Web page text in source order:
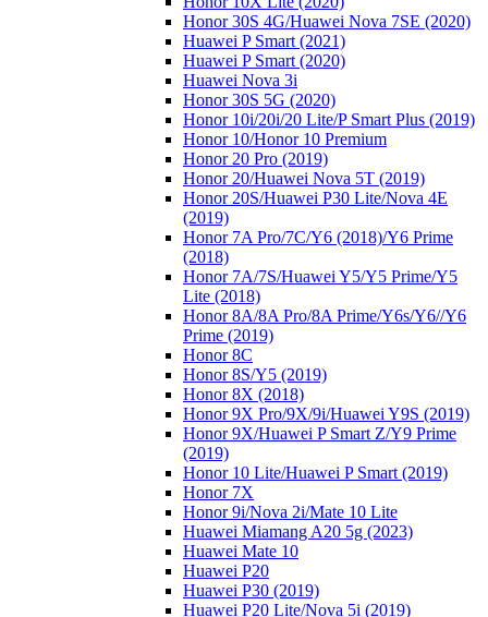
Honor 30S 4G/Huawei Nova 7SE (2020)
Huawei P Smart (2021)
Huawei P Smart (2020)
Huawei Nova 3i
Honor 30S 5G (2020)
Honor 10i/20i/20 Lite/P Smart Plus (2019)
Honor 10/Honor 10 Premium
Honor 20 Pro (2019)
Honor 20/Huawei Nova 5T (2019)
Honor 20S/Huawei P30 Lite/Nova 4E
(2019)
Honor 7A Pro/7C/Y6 (2018)/Y6 Prime
(2018)
Honor 7A/7S/Huawei Y5/Y5 Prime/Y5
Lite (2018)
Honor 8A/8A Pro/8A Prime/Y6s/Y6//Y6
Prime (2019)
Honor 8C
Honor 8S/Y5 (2019)
Honor 8X (2018)
Honor 9X Pro/9X/9i/Huawei Y9S (2019)
Honor 9X/Huawei P Smart Z/Y9 Prime
(2019)
Honor 10 Lite/Huawei P Smart (2019)
Honor 7X
Honor 9i/Nova 2i/Mate 10 Lite
Huawei Miamang A20 5g (2023)
Huawei Mate 10
Huawei P20
Huawei P30 (2019)
Huawei P20 Lite/Nova 5i (2019)